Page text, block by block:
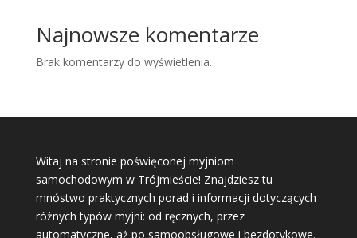
Najnowsze komentarze
Brak komentarzy do wyświetlenia.
Witaj na stronie poświęconej myjniom
samochodowym w Trójmieście! Znajdziesz tu
mnóstwo praktycznych porad i informacji dotyczących
różnych typów myjni: od ręcznych, przez
automatyczne, aż po samoobsługowe i bezdotykowe.